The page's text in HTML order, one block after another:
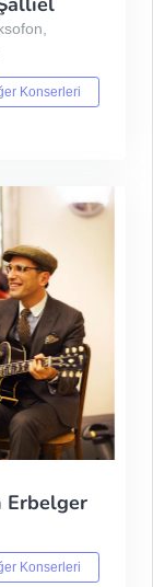
Konserleri
Erbelger
Konserleri